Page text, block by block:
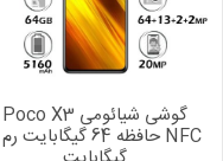
گوشی شیائومی Poco X3